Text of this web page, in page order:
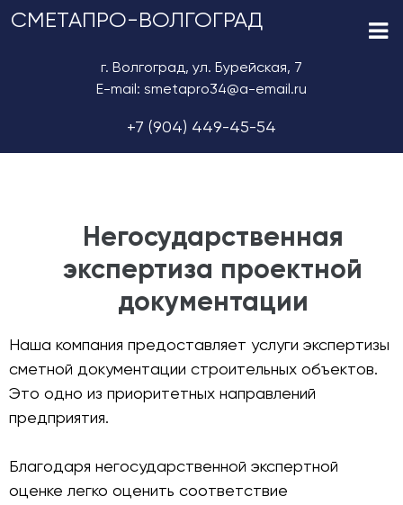
СМЕТАПРО-ВОЛГОГРАД
г. Волгоград, ул. Бурейская, 7
E-mail: smetapro34@a-email.ru
+7 (904) 449-45-54
Негосударственная
экспертиза проектной
документации
Наша компания предоставляет услуги экспертизы
сметной документации строительных объектов.
Это одно из приоритетных направлений
предприятия.
Благодаря негосударственной экспертной
оценке легко оценить соответствие